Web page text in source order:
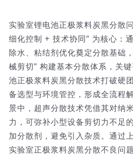
实验室锂电池正极浆料炭黑分散
细化控制 + 技术协同” 为核心：
除水、粘结剂优化奠定分散基础
械剪切” 构建基本分散体系，关
池正极浆料炭黑分散技术打破硬
备选型与环境管控，形成全流程
景中，超声分散技术凭借其对纳
力，可弥补小型设备剪切力不足
加分散剂，避免引入杂质。通过
实验室正极浆料炭黑分散不良问